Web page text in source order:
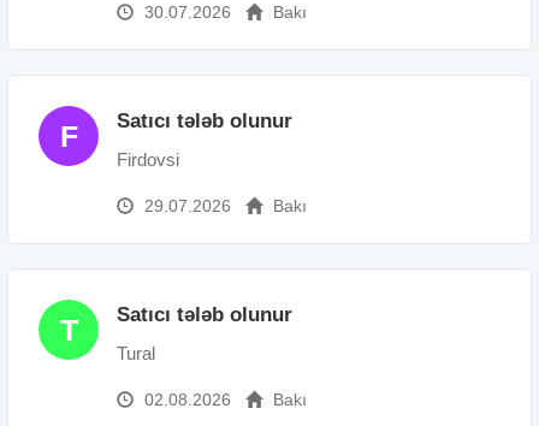
30.07.2026 Bakı
F Satıcı tələb olunur
Firdovsi
29.07.2026 Bakı
T Satıcı tələb olunur
Tural
02.08.2026 Bakı